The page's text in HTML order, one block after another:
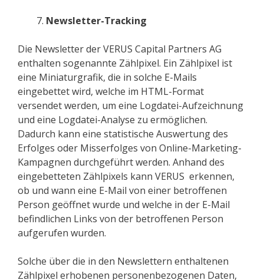
Newsletter-Tracking
Die Newsletter der VERUS Capital Partners AG
enthalten sogenannte Zählpixel. Ein Zählpixel ist
eine Miniaturgrafik, die in solche E-Mails
eingebettet wird, welche im HTML-Format
versendet werden, um eine Logdatei-Aufzeichnung
und eine Logdatei-Analyse zu ermöglichen.
Dadurch kann eine statistische Auswertung des
Erfolges oder Misserfolges von Online-Marketing-
Kampagnen durchgeführt werden. Anhand des
eingebetteten Zählpixels kann VERUS erkennen,
ob und wann eine E-Mail von einer betroffenen
Person geöffnet wurde und welche in der E-Mail
befindlichen Links von der betroffenen Person
aufgerufen wurden.
Solche über die in den Newslettern enthaltenen
Zählpixel erhobenen personenbezogenen Daten,